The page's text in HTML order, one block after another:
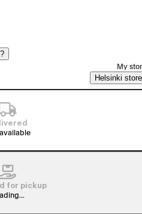
image 1
image 2
product image 3
?
My
Helsinki store
for pickup